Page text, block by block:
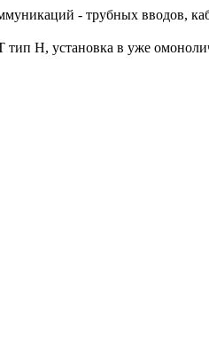
- трубных вводов,
Н, установка в уже